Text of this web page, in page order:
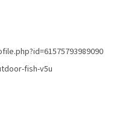
fish-v5u